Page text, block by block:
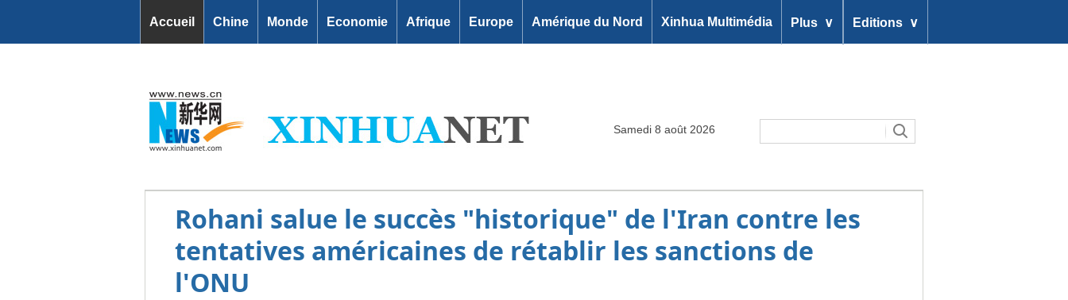
Accueil Chine Monde Economie Afrique Europe Amérique du Nord Xinhua Multimédia Plus ∨ Editions ∨
Samedi 8 août 2026
Rohani salue le succès "historique" de l'Iran contre les
tentatives américaines de rétablir les sanctions de
l'ONU